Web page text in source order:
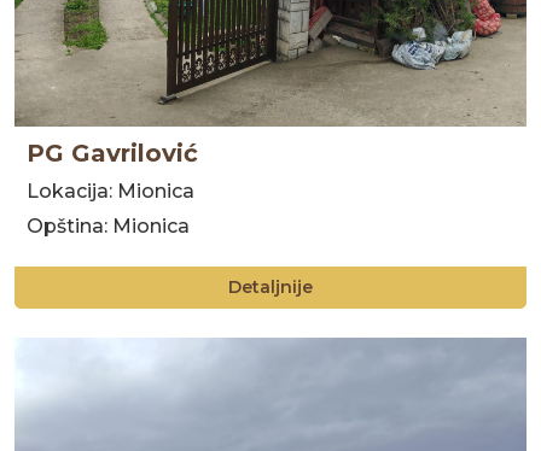
PG Gavrilović
Lokacija: Mionica
Opština: Mionica
Detaljnije